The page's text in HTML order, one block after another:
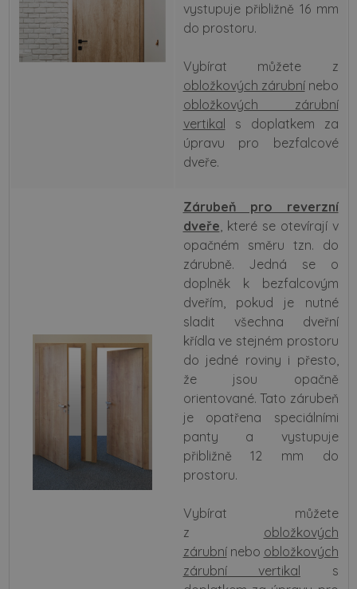
vystupuje přibližně 16 mm
do prostoru.
Vybírat můžete z
obložkových zárubnínebo
obložkových zárubní
vertikal
s doplatkem za
úpravu pro bezfalcové
dveře.
Zárubeň pro reverzní
dveře, které se otevírají v
opačném směru tzn. do
zárubně. Jedná se o
doplněk k bezfalcovým
dveřím, pokud je nutné
sladit všechna dveřní
křídla ve stejném prostoru
do jedné roviny i přesto,
že jsou opačně
orientované. Tato zárubeň
je opatřena speciálními
panty a vystupuje
přibližně 12 mm do
prostoru.
Vybírat můžete
z obložkových
zárubnínebo obložkových
zárubní vertikal
s